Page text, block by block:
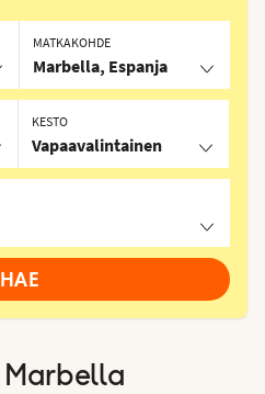
MATKAKOHDE
Marbella, Espanja
KESTO
Vapaavalintainen
HAE
Marbella